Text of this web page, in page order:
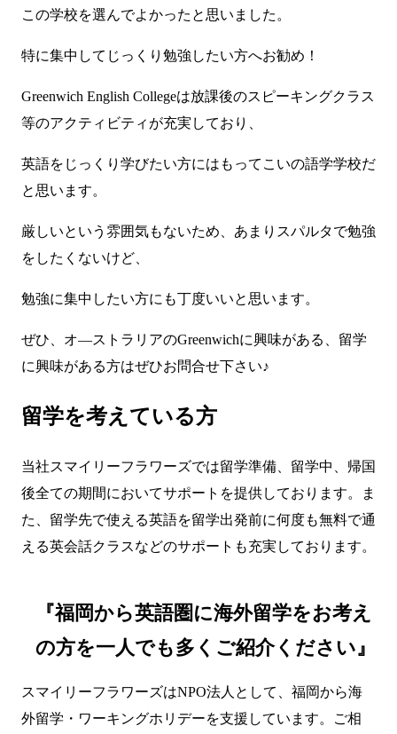
この学校を選んでよかったと思いました。
特に集中してじっくり勉強したい方へお勧め！
Greenwich English Collegeは放課後のスピーキングクラス
等のアクティビティが充実しており、
英語をじっくり学びたい方にはもってこいの語学学校だ
と思います。
厳しいという雰囲気もないため、あまりスパルタで勉強
をしたくないけど、
勉強に集中したい方にも丁度いいと思います。
ぜひ、オ―ストラリアのGreenwichに興味がある、留学
に興味がある方はぜひお問合せ下さい♪
留学を考えている方
当社スマイリーフラワーズでは留学準備、留学中、帰国
後全ての期間においてサポートを提供しております。ま
た、留学先で使える英語を留学出発前に何度も無料で通
える英会話クラスなどのサポートも充実しております。
『福岡から英語圏に海外留学をお考え
の方を一人でも多くご紹介ください』
スマイリーフラワーズはNPO法人として、福岡から海
外留学・ワーキングホリデーを支援しています。ご相